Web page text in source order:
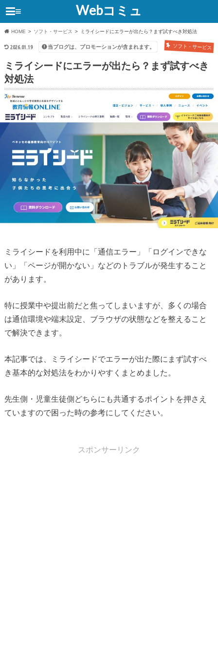
Webコミュ
≡
HOME ソフト・サービス ミライシードにエラーが出たら？まず試すべき対処法
2026.01.19 ソフト・サービス
当ブログは、プロモーションが含まれます。
ミライシードにエラーが出たら？まず試すべき
対処法
ミライシードを利用中に「通信エラー」「ログインできな
い」「ページが開かない」などのトラブルが発生すること
があります。
特に授業中や提出前だと焦ってしまいますが、多くの場合
は通信環境や端末設定、ブラウザの状態などを整えること
で解決できます。
本記事では、ミライシードでエラーが出た際にまず試すべ
き基本的な対処法をわかりやすくまとめました。
先生側・児童生徒側どちらにも共通するポイントを押さえ
ていますので困った時の参考にしてください。
スポンサーリンク